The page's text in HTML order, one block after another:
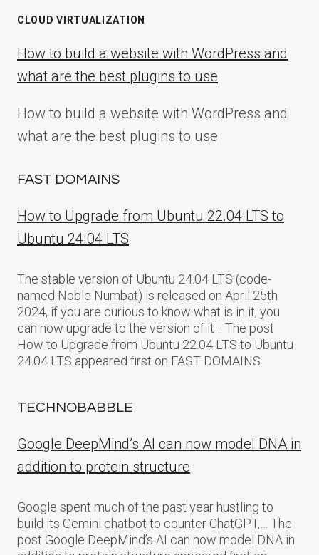
CLOUD VIRTUALIZATION
How to build a website with WordPress and
what are the best plugins to use
How to build a website with WordPress and
what are the best plugins to use
FAST DOMAINS
How to Upgrade from Ubuntu 22.04 LTS to
Ubuntu 24.04 LTS
The stable version of Ubuntu 24.04 LTS (code-
named Noble Numbat) is released on April 25th
2024, if you are curious to know what is in it, you
can now upgrade to the version of it… The post
How to Upgrade from Ubuntu 22.04 LTS to Ubuntu
24.04 LTS appeared first on FAST DOMAINS.
TECHNOBABBLE
Google DeepMind’s AI can now model DNA in
addition to protein structure
Google spent much of the past year hustling to
build its Gemini chatbot to counter ChatGPT,… The
post Google DeepMind’s AI can now model DNA in